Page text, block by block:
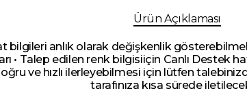
Ürün Açıklaması
bilgileri anlık olarak değişkenlik
• Talep edilen renk bilgisiiçin Canlı Destek
ve hızlı ilerleyebilmesi için lütfen
tarafınıza kısa sürede